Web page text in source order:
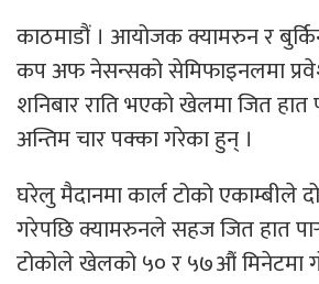
काठमाडौं । आयोजक क्यामरुन र
कप अफ नेसन्सको सेमिफाइनलमा
शनिबार राति भएको खेलमा जित हात
अन्तिम चार पक्का गरेका हुन् ।
घरेलु मैदानमा कार्ल टोको एकाम्बीले
गरेपछि क्यामरुनले सहज जित हात
टोकोले खेलको ५० र ५७औं मिनेटमा